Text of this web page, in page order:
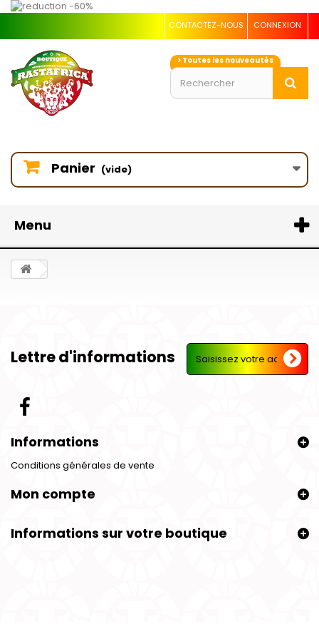
CONNEXION
CONTACTEZ-NOUS
> Toutes les nouveautés
Panier (vide)
Menu
Lettre d'informations
Informations
Conditions générales de vente
Mon compte
Informations sur votre boutique